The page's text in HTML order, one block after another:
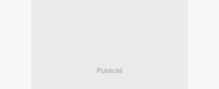
Publicité